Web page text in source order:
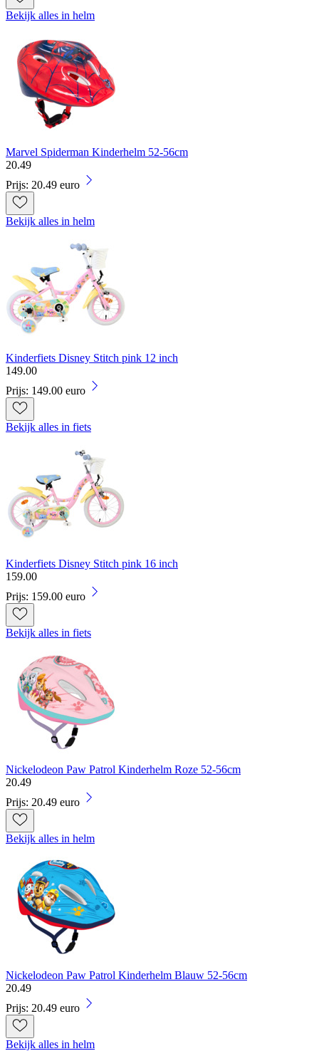
Bekijk alles in helm
Marvel Spiderman Kinderhelm 52-56cm
20.49
Prijs: 20.49 euro
Bekijk alles in helm
Kinderfiets Disney Stitch pink 12 inch
149.00
Prijs: 149.00 euro
Bekijk alles in fiets
Kinderfiets Disney Stitch pink 16 inch
159.00
Prijs: 159.00 euro
Bekijk alles in fiets
Nickelodeon Paw Patrol Kinderhelm Roze 52-56cm
20.49
Prijs: 20.49 euro
Bekijk alles in helm
Nickelodeon Paw Patrol Kinderhelm Blauw 52-56cm
20.49
Prijs: 20.49 euro
Bekijk alles in helm